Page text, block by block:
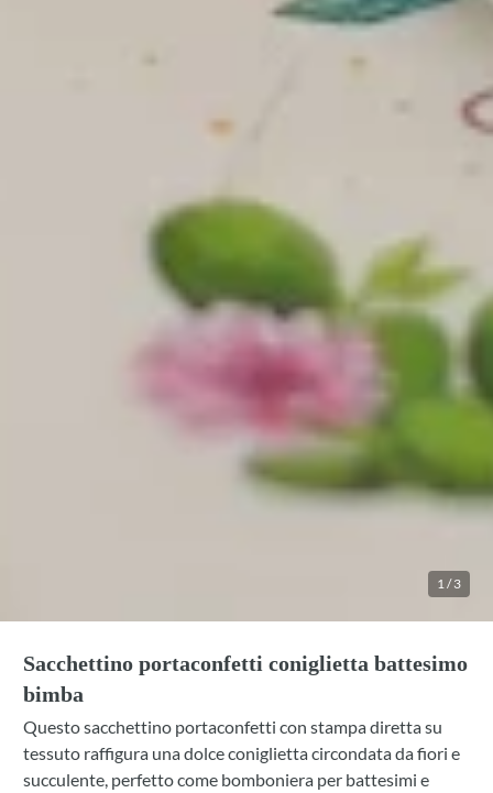
1/3
Sacchettino portaconfetti coniglietta battesimo
bimba
Questo sacchettino portaconfetti con stampa diretta su
tessuto raffigura una dolce coniglietta circondata da fiori e
succulente, perfetto come bomboniera per battesimi e